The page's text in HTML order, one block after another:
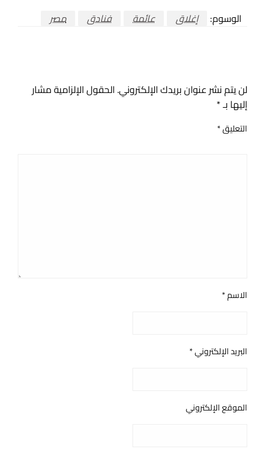
الوسوم:
إغلاق عائمة فنادق مصر
لن يتم نشر عنوان بريدك الإلكتروني. الحقول الإلزامية مشار
إليها بـ*
التعليق*
الاسم*
البريد الإلكتروني*
الموقع الإلكتروني